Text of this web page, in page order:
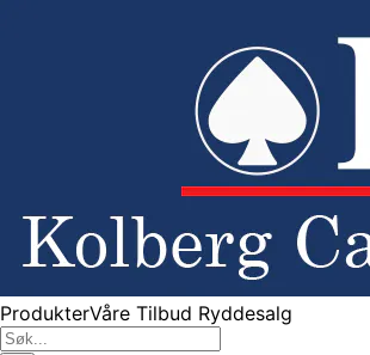
ProdukterVåre Tilbud Ryddesalg